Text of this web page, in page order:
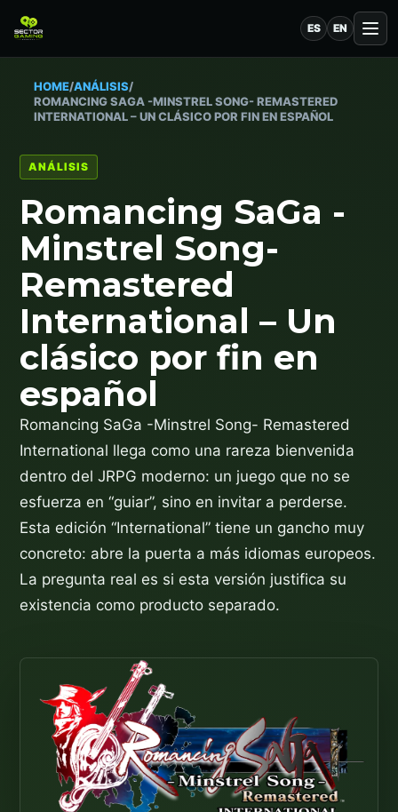
ES EN
HOME/ANÁLISIS/
ROMANCING SAGA -MINSTREL SONG- REMASTERED
INTERNATIONAL – UN CLÁSICO POR FIN EN ESPAÑOL
ANÁLISIS
Romancing SaGa -
Minstrel Song-
Remastered
International – Un
clásico por fin en
español
Romancing SaGa -Minstrel Song- Remastered
International llega como una rareza bienvenida
dentro del JRPG moderno: un juego que no se
esfuerza en “guiar”, sino en invitar a perderse.
Esta edición “International” tiene un gancho muy
concreto: abre la puerta a más idiomas europeos.
La pregunta real es si esta versión justifica su
existencia como producto separado.